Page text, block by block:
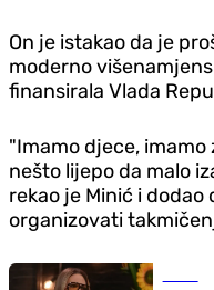
On je istakao da je
moderno
finansirala Vlada
"Imamo djece,
nešto lijepo da malo
rekao je Minić i dodao
organizovati